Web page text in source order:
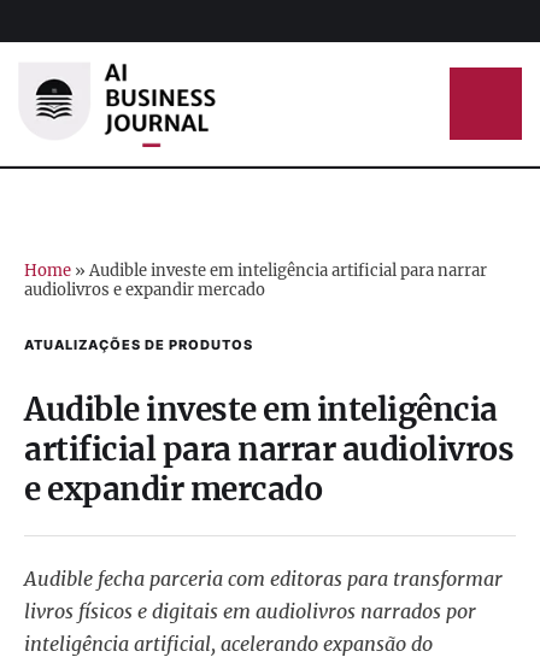
Home »Audible investe em inteligência artificial para narrar
audiolivros e expandir mercado
ATUALIZAÇÕES DE PRODUTOS
Audible investe em inteligência
artificial para narrar audiolivros
e expandir mercado
Audible fecha parceria com editoras para transformar
livros físicos e digitais em audiolivros narrados por
inteligência artificial, acelerando expansão do